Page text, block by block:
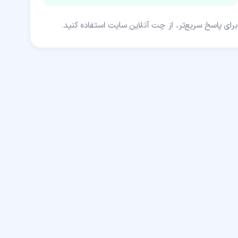
برای پاسخ سریع‌تر، از چت آنلاین سایت استفاده کنید.